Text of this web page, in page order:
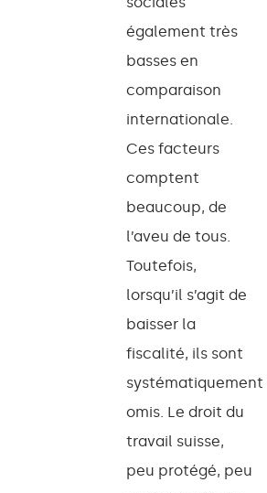
également très
basses en
comparaison
internationale.
Ces facteurs
comptent
beaucoup, de
l’aveu de tous.
Toutefois,
lorsqu’il s’agit de
baisser la
fiscalité, ils sont
systématiquement
omis. Le droit du
travail suisse,
peu protégé, peu